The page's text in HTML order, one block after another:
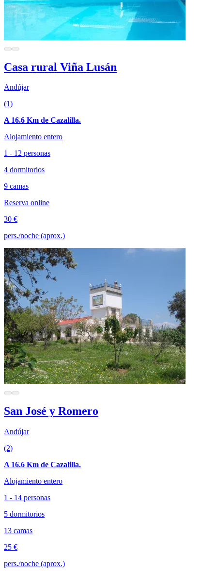
Casa rural Viña Lusán
Andújar
(1)
A 16.6 Km de Cazalilla.
Alojamiento entero
1 - 12 personas
4 dormitorios
9 camas
Reserva online
30 €
pers./noche (aprox.)
San José y Romero
Andújar
(2)
A 16.6 Km de Cazalilla.
Alojamiento entero
1 - 14 personas
5 dormitorios
13 camas
25 €
pers./noche (aprox.)